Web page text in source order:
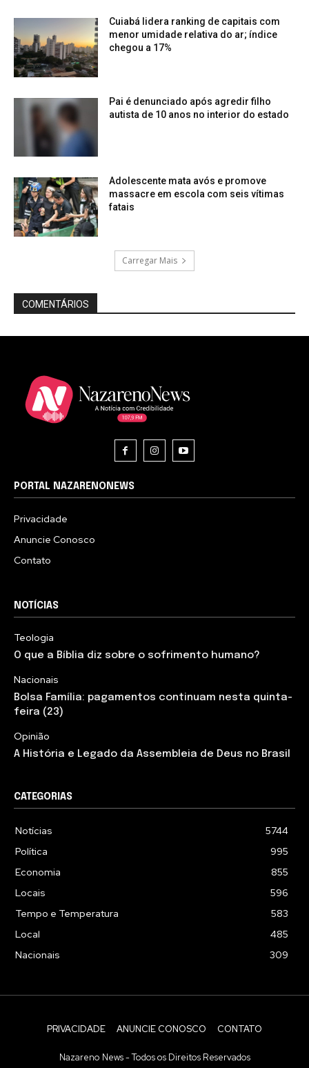
Cuiabá lidera ranking de capitais com
menor umidade relativa do ar; índice
chegou a 17%
Pai é denunciado após agredir filho
autista de 10 anos no interior do estado
Adolescente mata avós e promove
massacre em escola com seis vítimas
fatais
Carregar Mais
COMENTÁRIOS
PORTAL NAZARENONEWS
Privacidade
Anuncie Conosco
Contato
NOTÍCIAS
Teologia
O que a Bíblia diz sobre o sofrimento humano?
Nacionais
Bolsa Família: pagamentos continuam nesta quinta-
feira (23)
Opinião
A História e Legado da Assembleia de Deus no Brasil
CATEGORIAS
Notícias
5744
Política
995
Economia
855
Locais
596
Tempo e Temperatura
583
Local
485
Nacionais
309
PRIVACIDADE ANUNCIE CONOSCO CONTATO
Nazareno News - Todos os Direitos Reservados